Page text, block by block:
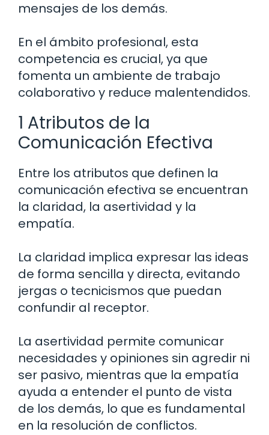
mensajes de los demás.
En el ámbito profesional, esta
competencia es crucial, ya que
fomenta un ambiente de trabajo
colaborativo y reduce malentendidos.
1 Atributos de la
Comunicación Efectiva
Entre los atributos que definen la
comunicación efectiva se encuentran
la claridad, la asertividad y la
empatía.
La claridad implica expresar las ideas
de forma sencilla y directa, evitando
jergas o tecnicismos que puedan
confundir al receptor.
La asertividad permite comunicar
necesidades y opiniones sin agredir ni
ser pasivo, mientras que la empatía
ayuda a entender el punto de vista
de los demás, lo que es fundamental
en la resolución de conflictos.